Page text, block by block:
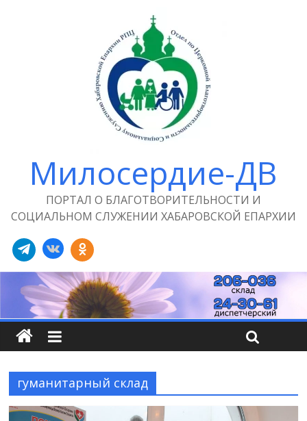
Милосердие-ДВ
ПОРТАЛ О БЛАГОТВОРИТЕЛЬНОСТИ И
СОЦИАЛЬНОМ СЛУЖЕНИИ ХАБАРОВСКОЙ ЕПАРХИИ
гуманитарный склад